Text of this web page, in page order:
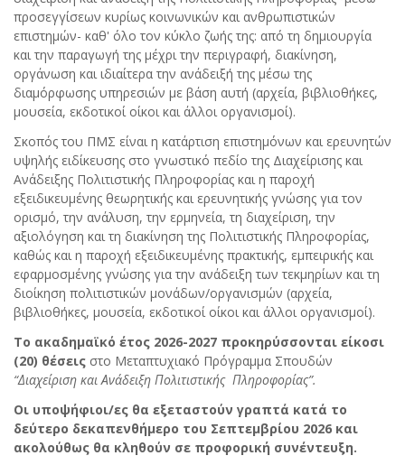
προσεγγίσεων κυρίως κοινωνικών και ανθρωπιστικών
επιστημών- καθ' όλο τον κύκλο ζωής της: από τη δημιουργία
και την παραγωγή της μέχρι την περιγραφή, διακίνηση,
οργάνωση και ιδιαίτερα την ανάδειξή της μέσω της
διαμόρφωσης υπηρεσιών με βάση αυτή (αρχεία, βιβλιοθήκες,
μουσεία, εκδοτικοί οίκοι και άλλοι οργανισμοί).
Σκοπός του ΠΜΣ είναι η κατάρτιση επιστημόνων και ερευνητών
υψηλής ειδίκευσης στο γνωστικό πεδίο της Διαχείρισης και
Ανάδειξης Πολιτιστικής Πληροφορίας και η παροχή
εξειδικευμένης θεωρητικής και ερευνητικής γνώσης για τον
ορισμό, την ανάλυση, την ερμηνεία, τη διαχείριση, την
αξιολόγηση και τη διακίνηση της Πολιτιστικής Πληροφορίας,
καθώς και η παροχή εξειδικευμένης πρακτικής, εμπειρικής και
εφαρμοσμένης γνώσης για την ανάδειξη των τεκμηρίων και τη
διοίκηση πολιτιστικών μονάδων/οργανισμών (αρχεία,
βιβλιοθήκες, μουσεία, εκδοτικοί οίκοι και άλλοι οργανισμοί).
Το ακαδημαϊκό έτος 2026-2027 προκηρύσσονται είκοσι
(20) θέσεις στο Μεταπτυχιακό Πρόγραμμα Σπουδών
“Διαχείριση και Ανάδειξη Πολιτιστικής Πληροφορίας”.
Οι υποψήφιοι/ες θα εξεταστούν γραπτά κατά το
δεύτερο δεκαπενθήμερο του Σεπτεμβρίου 2026 και
ακολούθως θα κληθούν σε προφορική συνέντευξη.